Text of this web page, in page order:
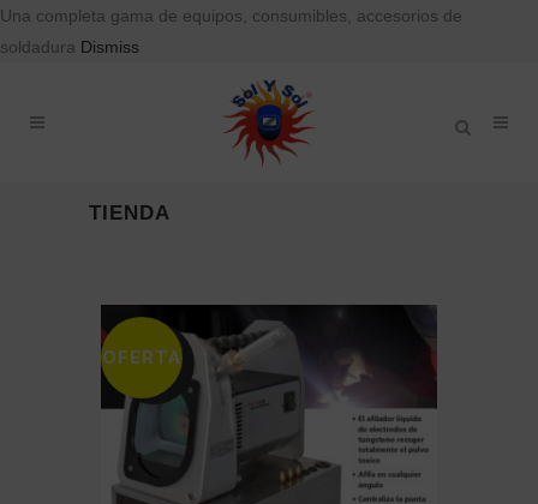
Una completa gama de equipos, consumibles, accesorios de
soldadura Dismiss
TIENDA
SALE
OFERTA